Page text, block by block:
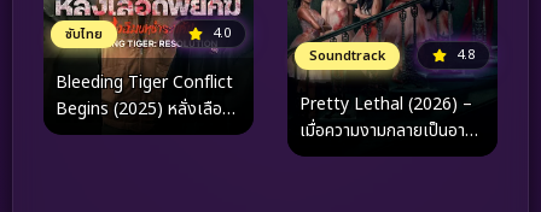
ซับไทย 4.0
Bleeding Tiger Conflict
Begins (2025) หลั่งเลือด
พยัคฆ์ ปฏิบัติการอำพราง
Soundtrack 4.8
Pretty Lethal (2026) –
เมื่อความงามกลายเป็นอาวุธ
ที่ร้ายกาจที่สุดในเกมสังหาร